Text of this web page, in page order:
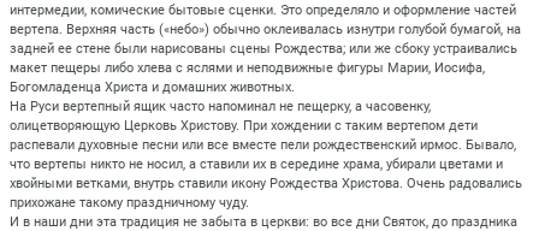
интермедии, комические бытовые сценки. Это определяло и оформление частей
вертепа. Верхняя часть («небо») обычно оклеивалась изнутри голубой бумагой, на
задней ее стене были нарисованы сцены Рождества; или же сбоку устраивались
макет пещеры либо хлева с яслями и неподвижные фигуры Марии, Иосифа,
Богомладенца Христа и домашних животных.
На Руси вертепный ящик часто напоминал не пещерку, а часовенку,
олицетворяющую Церковь Христову. При хождении с таким вертепом дети
распевали духовные песни или все вместе пели рождественский ирмос. Бывало,
что вертепы никто не носил, а ставили их в середине храма, убирали цветами и
хвойными ветками, внутрь ставили икону Рождества Христова. Очень радовались
прихожане такому праздничному чуду.
И в наши дни эта традиция не забыта в церкви: во все дни Святок, до праздника